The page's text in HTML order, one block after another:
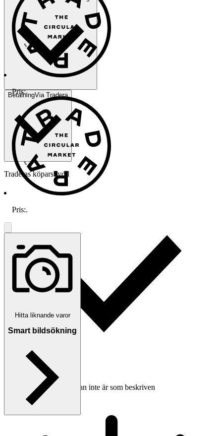
BetalningVia Tradera
Traderas köparskydd
Ersättning om varan inte är som beskriven
Pris:.
Pris:.
Hitta liknande varor
Smart bildsökning